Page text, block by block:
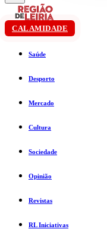
CALAMIDADE
Saúde
Desporto
Mercado
Cultura
Sociedade
Opinião
Revistas
RL Iniciativas